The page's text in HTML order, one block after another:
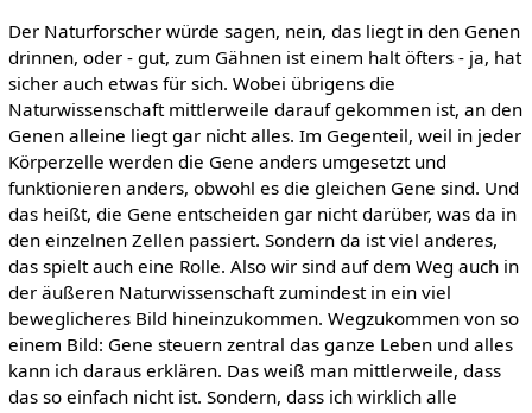
Der Naturforscher würde sagen, nein, das liegt in den Genen
drinnen, oder - gut, zum Gähnen ist einem halt öfters - ja, hat
sicher auch etwas für sich. Wobei übrigens die
Naturwissenschaft mittlerweile darauf gekommen ist, an den
Genen alleine liegt gar nicht alles. Im Gegenteil, weil in jeder
Körperzelle werden die Gene anders umgesetzt und
funktionieren anders, obwohl es die gleichen Gene sind. Und
das heißt, die Gene entscheiden gar nicht darüber, was da in
den einzelnen Zellen passiert. Sondern da ist viel anderes,
das spielt auch eine Rolle. Also wir sind auf dem Weg auch in
der äußeren Naturwissenschaft zumindest in ein viel
beweglicheres Bild hineinzukommen. Wegzukommen von so
einem Bild: Gene steuern zentral das ganze Leben und alles
kann ich daraus erklären. Das weiß man mittlerweile, dass
das so einfach nicht ist. Sondern, dass ich wirklich alle